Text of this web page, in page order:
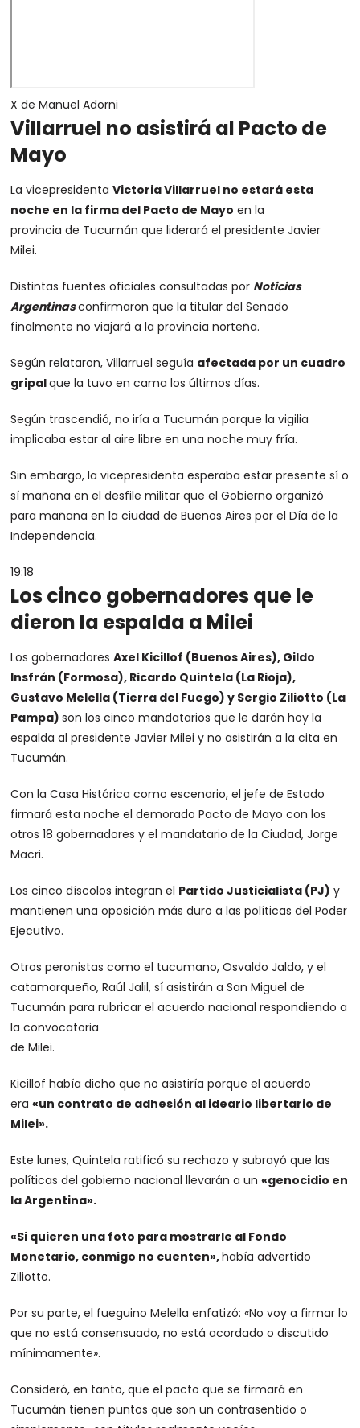
X de Manuel Adorni
Villarruel no asistirá al Pacto de
Mayo
La vicepresidentaVictoria Villarruel no estará esta
noche en la firma del Pacto de Mayo en la
provincia de Tucumán que liderará el presidente Javier
Milei.
Distintas fuentes oficiales consultadas por Noticias
Argentinasconfirmaron que la titular del Senado
finalmente no viajará a la provincia norteña.
Según relataron, Villarruel seguía afectada por un cuadro
gripalque la tuvo en cama los últimos días.
Según trascendió, no iría a Tucumán porque la vigilia
implicaba estar al aire libre en una noche muy fría.
Sin embargo, la vicepresidenta esperaba estar presente sí o
sí mañana en el desfile militar que el Gobierno organizó
para mañana en la ciudad de Buenos Aires por el Día de la
Independencia.
19:18
Los cinco gobernadores que le
dieron la espalda a Milei
Los gobernadoresAxel Kicillof (Buenos Aires), Gildo
Insfrán (Formosa), Ricardo Quintela (La Rioja),
Gustavo Melella (Tierra del Fuego) y Sergio Ziliotto (La
Pampa)son los cinco mandatarios que le darán hoy la
espalda al presidente Javier Milei y no asistirán a la cita en
Tucumán.
Con la Casa Histórica como escenario, el jefe de Estado
firmará esta noche el demorado Pacto de Mayo con los
otros 18 gobernadores y el mandatario de la Ciudad, Jorge
Macri.
Los cinco díscolos integran el Partido Justicialista (PJ) y
mantienen una oposición más duro a las políticas del Poder
Ejecutivo.
Otros peronistas como el tucumano, Osvaldo Jaldo, y el
catamarqueño, Raúl Jalil, sí asistirán a San Miguel de
Tucumán para rubricar el acuerdo nacional respondiendo a
la convocatoria
de Milei.
Kicillof había dicho que no asistiría porque el acuerdo
era«un contrato de adhesión al ideario libertario de
Milei».
Este lunes, Quintela ratificó su rechazo y subrayó que las
políticas del gobierno nacional llevarán a un«genocidio en
la Argentina».
«Si quieren una foto para mostrarle al Fondo
Monetario, conmigo no cuenten»,había advertido
Ziliotto.
Por su parte, el fueguino Melella enfatizó: «No voy a firmar lo
que no está consensuado, no está acordado o discutido
mínimamente».
Consideró, en tanto, que el pacto que se firmará en
Tucumán tienen puntos que son un contrasentido o